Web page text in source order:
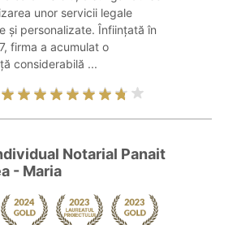
unor servicii legale
și personalizate. Înființată în
firma a acumulat o
considerabilă ...
Notarial Panait
- Maria